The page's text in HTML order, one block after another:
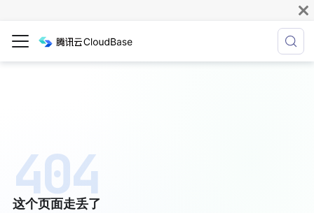
404
这个页面走丢了